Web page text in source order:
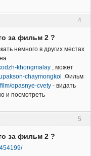
4
за фильм 2 ?
немного в других местах
khongmalay , может
chaymongkol .Фильм
opasnye-cvety - видать
и посмотреть
5
за фильм 2 ?